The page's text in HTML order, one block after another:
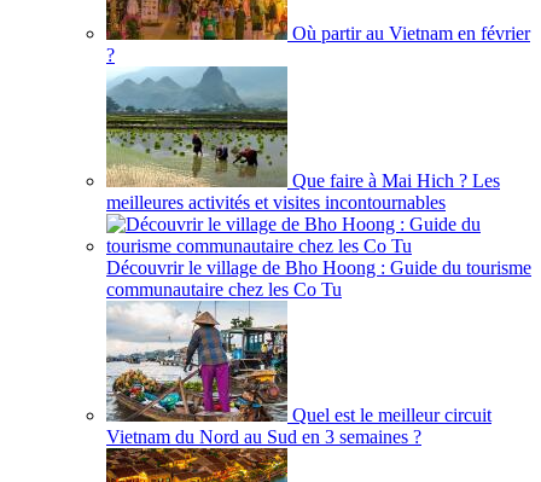
Où partir au Vietnam en février
?
Que faire à Mai Hich ? Les
meilleures activités et visites incontournables
Découvrir le village de Bho Hoong : Guide du tourisme
communautaire chez les Co Tu
Quel est le meilleur circuit
Vietnam du Nord au Sud en 3 semaines ?